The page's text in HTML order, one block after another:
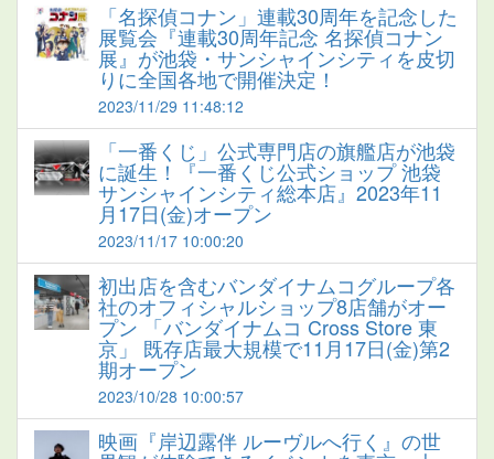
「名探偵コナン」連載30周年を記念した
展覧会『連載30周年記念 名探偵コナン
展』が池袋・サンシャインシティを皮切
りに全国各地で開催決定！
2023/11/29 11:48:12
「一番くじ」公式専門店の旗艦店が池袋
に誕生！『一番くじ公式ショップ 池袋
サンシャインシティ総本店』2023年11
月17日(金)オープン
2023/11/17 10:00:20
初出店を含むバンダイナムコグループ各
社のオフィシャルショップ8店舗がオー
プン 「バンダイナムコ Cross Store 東
京」 既存店最大規模で11月17日(金)第2
期オープン
2023/10/28 10:00:57
映画『岸辺露伴 ルーヴルへ行く』の世